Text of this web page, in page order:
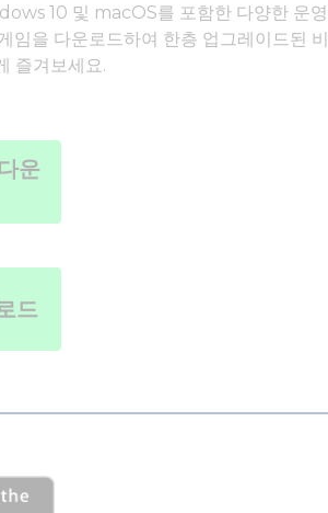
10 및 macOS를 포함한 다양한 운영
임을 다운로드하여 한층 업그레이드된
즐겨보세요.
운
드